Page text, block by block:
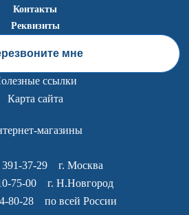
Контакты
Реквизиты
мне
ссылки
Карта сайта
магазины
37-29г. Москва
75-00 г. Н.Новгород
80-28по всей России